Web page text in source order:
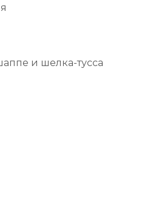
и шелка-тусса